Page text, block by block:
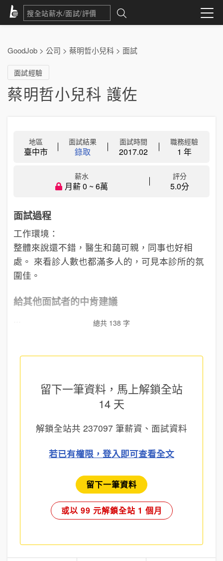
GoodJob > 公司 > 蔡明哲小兒科 > 面試
面試經驗
蔡明哲小兒科 護佐
地區
臺中市
面試結果
錄取
面試時間
2017.02
職務經驗
1 年
薪水
月薪 0 ~ 6萬
評分
5.0分
面試過程
工作環境：
整體來說還不錯，醫生和藹可親，同事也好相
處。 來看診人數也都滿多人的，可見本診所的氛
圍佳。
給其他面試者的中肯建議
總共 138 字
留下一筆資料，馬上解鎖全站
14 天
解鎖全站共 237097 筆薪資、面試資料
若已有權限，登入即可查看全文
留下一筆資料
或以 99 元解鎖全站 1 個月